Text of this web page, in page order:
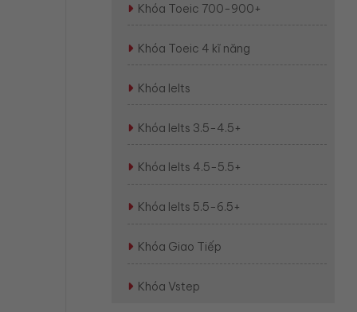
Khóa Toeic 700-900+
Khóa Toeic 4 kĩ năng
Khóa Ielts
Khóa Ielts 3.5-4.5+
Khóa Ielts 4.5-5.5+
Khóa Ielts 5.5-6.5+
Khóa Giao Tiếp
Khóa Vstep